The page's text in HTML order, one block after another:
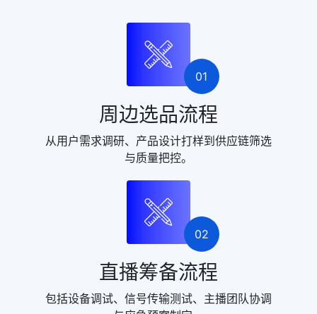
01
周边选品流程
从用户需求调研、产品设计打样到供应链筛选
与质量把控。
02
直播筹备流程
包括设备调试、信号传输测试、主播团队协调